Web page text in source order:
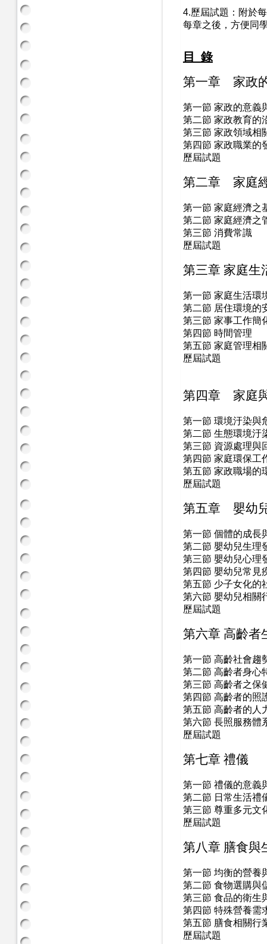
4.歷屆試題 ：附於
每章之後，方便同
目 錄
第一章 家政
第一節 家政的意義
第二節 家政教育的
第三節 家政領域相
第四節 家政職業的
歷屆試題
第二章 家庭
第一節 家庭經濟之
第二節 家庭經濟之
第三節 消費常識
歷屆試題
第三章 家庭生
第一節 家庭生活環
第二節 居住環境的
第三節 家事工作簡
第四節 時間管理
第五節 家庭管理相
歷屆試題
第四章 家庭
第一節 環境汙染與
第二節 生態環境汙
第三節 資源處理與
第四節 家庭環保工
第五節 家政職場的
歷屆試題
第五章 嬰幼
第一節 個體的成長
第二節 嬰幼兒生理
第三節 嬰幼兒心理
第四節 嬰幼兒常見
第五節 少子女化的
第六節 嬰幼兒相關
歷屆試題
第六章 高齡者
第一節 高齡社會趨
第二節 高齡者身心
第三節 高齡者之保
第四節 高齡者的照
第五節 高齡者的人
第六節 長照服務體
歷屆試題
第七章 禮儀
第一節 禮儀的意義
第二節 日常生活禮
第三節 尊重多元文
歷屆試題
第八章 膳食與
第一節 均衡的營養
第二節 食物選購與
第三節 食品的衛生
第四節 特殊營養需
第五節 膳食相關行
歷屆試題